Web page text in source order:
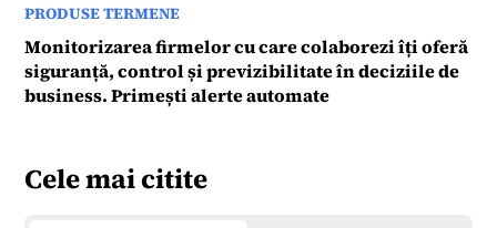
PRODUSE TERMENE
Monitorizarea firmelor cu care colaborezi îți oferă
siguranță, control și previzibilitate în deciziile de
business. Primești alerte automate
Cele mai citite